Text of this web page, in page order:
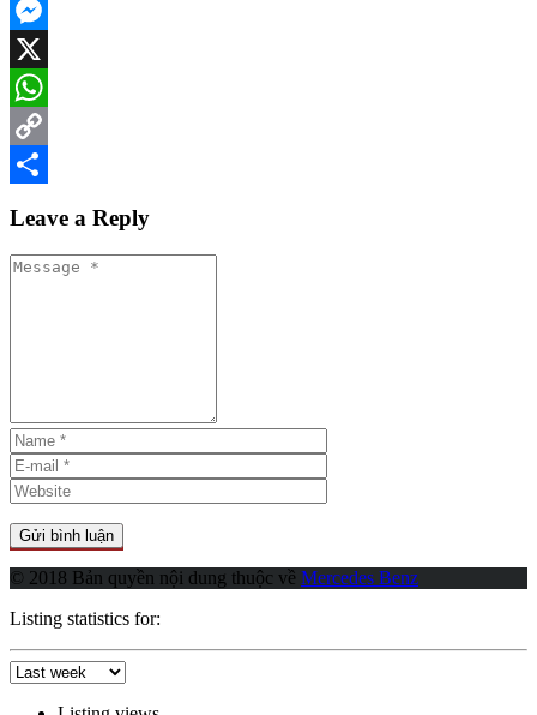
Facebook
Messenger
X
WhatsApp
Copy
Leave a Reply
© 2018 Bản quyền nội dung thuộc về Mercedes Benz
Listing statistics for: